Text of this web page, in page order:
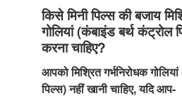
किसे मिनी पिल्स की बजाय
गोलियां (कंबाइंड बर्थ कंट्रोल
करना चाहिए?
आपको मिश्रित गर्भनिरोधक
पिल्स) नहीं खानी चाहिए, यदि आप-